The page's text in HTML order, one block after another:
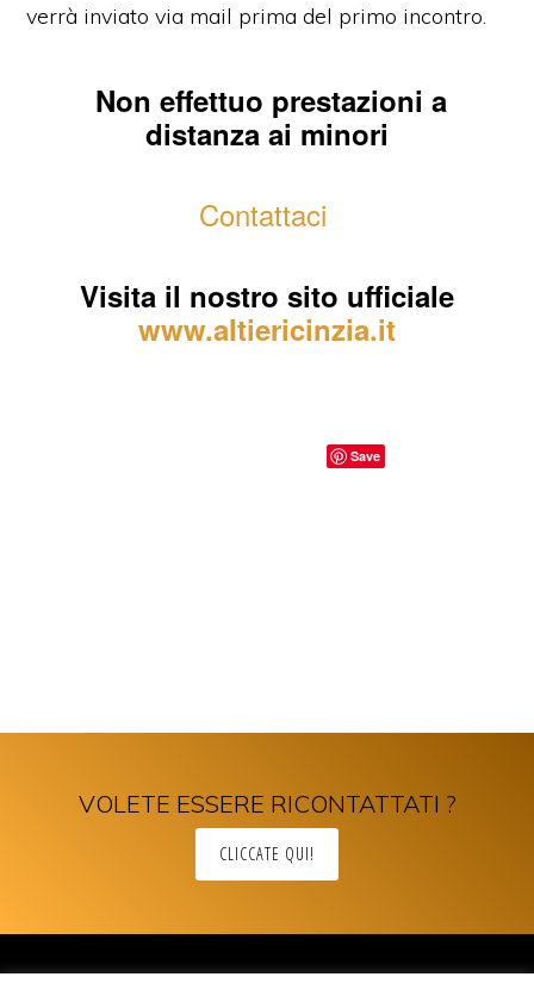
verrà inviato via mail prima del primo incontro.
Non effettuo prestazioni a
distanza ai minori
Contattaci
Visita il nostro sito ufficiale
www.altiericinzia.it
Save
VOLETE ESSERE RICONTATTATI ?
CLICCATE QUI!